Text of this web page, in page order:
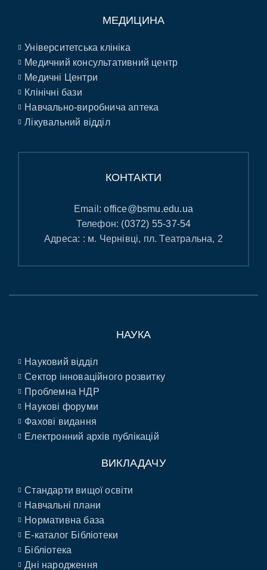
МЕДИЦИНА
Університетська клініка
Медичний консультативний центр
Медичні Центри
Клінічні бази
Навчально-виробнича аптека
Лікувальний відділ
КОНТАКТИ
Email:office@bsmu.edu.ua
Телефон: (0372) 55-37-54
Адреса: : м. Чернівці, пл. Театральна, 2
НАУКА
Науковий відділ
Сектор інноваційного розвитку
Проблемна НДР
Наукові форуми
Фахові видання
Електронний архів публікацій
ВИКЛАДАЧУ
Стандарти вищої освіти
Навчальні плани
Нормативна база
E-каталог Бібліотеки
Бібліотека
Дні народження